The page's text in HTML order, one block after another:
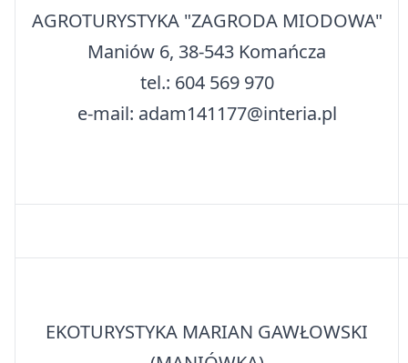
AGROTURYSTYKA "ZAGRODA MIODOWA"
Maniów 6, 38-543 Komańcza
tel.: 604 569 970
e-mail: adam141177@interia.pl
EKOTURYSTYKA MARIAN GAWŁOWSKI